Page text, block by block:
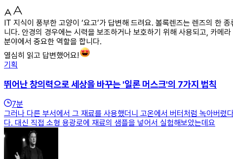
IT 지식이 풍부한 고양이 ‘요고’가 답변해 드려요. 볼록렌즈는 렌즈의 한
니다. 안경의 경우에는 시력을 보조하거나 보호하기 위해 사용되고, 카메
분야에서 중요한 역할을 합니다.
열심히 읽고 답변했어요!
기획
뛰어난 창의력으로 세상을 바꾸는 '일론 머스크'의 7가지 법칙
7분
그러나 다른 부서에서 그 재료를 사용했더니 고온에서 버터처럼 녹아버
다. 대신 직접 소형 용광로에 재료의 샘플을 넣어서 실험해보았는데요